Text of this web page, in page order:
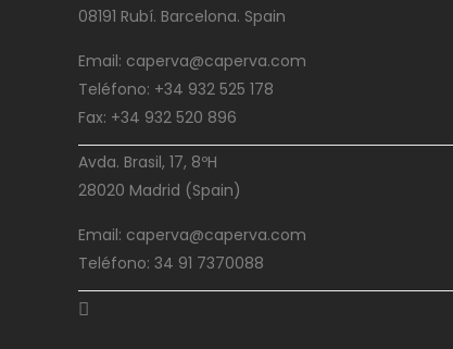
08191 Rubí. Barcelona. Spain
Email: caperva@caperva.com
Teléfono: +34 932 525 178
Fax: +34 932 520 896
Avda. Brasil, 17, 8ºH
28020 Madrid (Spain)
Email: caperva@caperva.com
Teléfono: 34 91 7370088